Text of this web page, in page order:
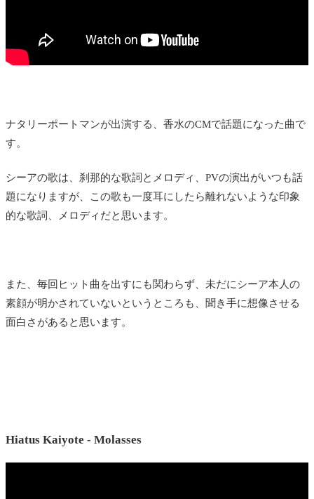
ナタリーポートマンが出演する、香水のCMで話題になった曲で
す。
シーアの歌は、刹那的な歌詞とメロディ、PVの演出がいつも話
題になりますが、この歌も一度耳にしたら離れないような印象
的な歌詞、メロディだと思います。
また、毎回ヒット曲を出すにも関わらず、未だにシーア本人の
素顔が明かされていないというところも、聞き手に想像させる
面白さがあると思います。
Hiatus Kaiyote - Molasses